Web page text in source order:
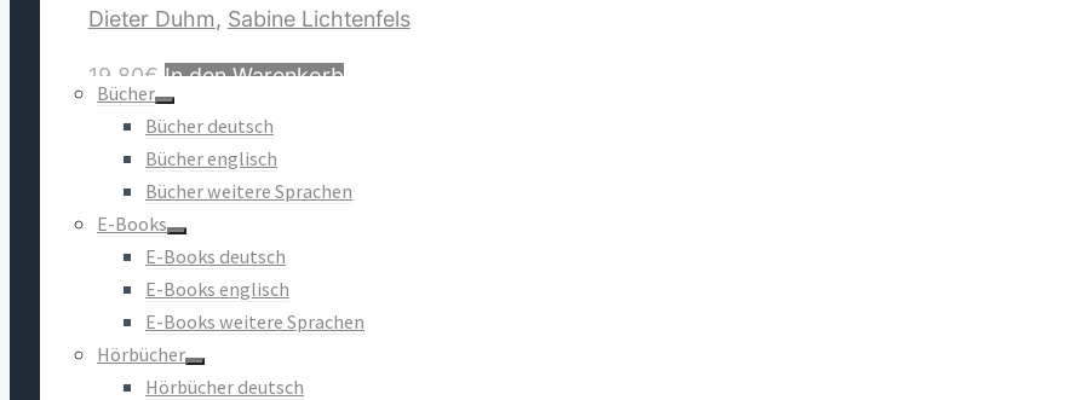
Bücher
Bücher deutsch
Bücher englisch
Bücher weitere Sprachen
E-Books
E-Books deutsch
E-Books englisch
E-Books weitere Sprachen
Hörbücher
Hörbücher deutsch
Dieter Duhm, Sabine Lichtenfels
19.80€ In den Warenkorb
Die heilige Matrix – Von der Matrix der Gewalt
des Lebens
Dieter Duhm
24.90 € In den Warenkorb